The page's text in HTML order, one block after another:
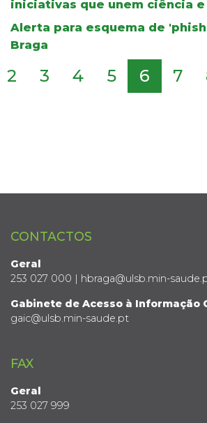
iniciativas que unem ciência
Alerta para esquema de
Braga
2 3 4 5 6 7
CONTACTOS
Geral
253 027 000 | hbraga@ulsb.min-
Gabinete de Acesso à Informação
gaic@ulsb.min-saude.pt
FAX
Geral
253 027 999